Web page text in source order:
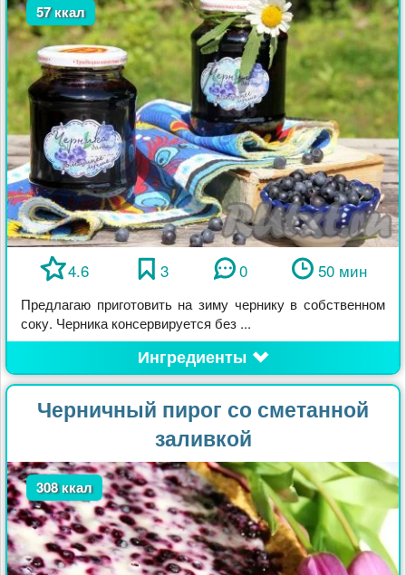
57 ккал
4.6 3 0 50 мин
Предлагаю приготовить на зиму чернику в собственном
соку. Черника консервируется без ...
Ингредиенты
Черничный пирог со сметанной
заливкой
308 ккал